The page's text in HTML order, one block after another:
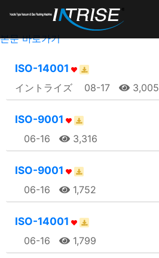
본문 바로가기
ISO-14001
イントライズ 08-17 3,005
ISO-9001
06-16 3,316
ISO-9001
06-16 1,752
ISO-14001
06-16 1,799